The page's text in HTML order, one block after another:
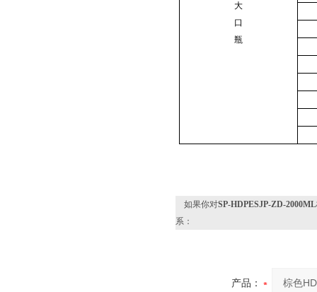
大
口
瓶
如果你对SP-HDPESJP-ZD-
系：
产品：